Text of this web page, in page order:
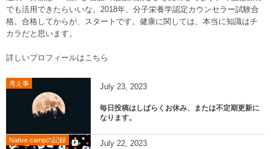
でも活用できたらいいな。2018年、分子栄養学認定カウンセラー試験合
格。合格してからが、スタートです。健康に関しては、本当に知識はチ
カラだと思います。
詳しいプロフィールはこちら
考え事 July 23, 2023
毎日投稿はしばらくお休み、または不定期更新に
なります。
Native campの記録 July 22, 2023